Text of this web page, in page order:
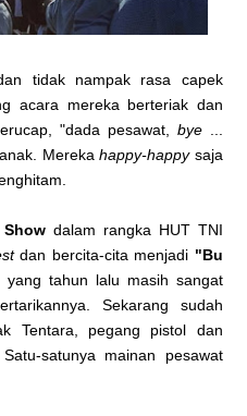
tidak nampak rasa capek
acara mereka berteriak dan
"dada pesawat, bye...
Merekahappy-happysaja
Showdalam rangka HUT TNI
dan bercita-cita menjadi "Bu
yang tahun lalu masih sangat
Sekarang sudah
Tentara, pegang pistol dan
satunya mainan pesawat